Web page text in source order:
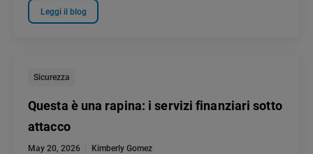
Leggi il blog
Sicurezza
Questa è una rapina: i servizi finanziari sotto
attacco
May 20, 2026 Kimberly Gomez